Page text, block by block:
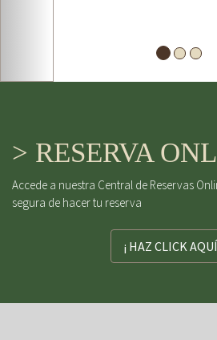
> RESERVA
Accede a nuestra Central de Reservas
segura de hacer tu reserva
¡ HAZ CLICK